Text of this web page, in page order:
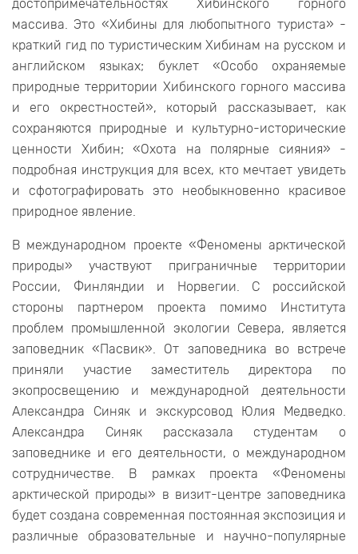
достопримечательностях Хибинского горного
массива. Это «Хибины для любопытного туриста» -
краткий гид по туристическим Хибинам на русском и
английском языках; буклет «Особо охраняемые
природные территории Хибинского горного массива
и его окрестностей», который рассказывает, как
сохраняются природные и культурно-исторические
ценности Хибин; «Охота на полярные сияния» -
подробная инструкция для всех, кто мечтает увидеть
и сфотографировать это необыкновенно красивое
природное явление.
В международном проекте «Феномены арктической
природы» участвуют приграничные территории
России, Финляндии и Норвегии. С российской
стороны партнером проекта помимо Института
проблем промышленной экологии Севера, является
заповедник «Пасвик». От заповедника во встрече
приняли участие заместитель директора по
экопросвещению и международной деятельности
Александра Синяк и экскурсовод Юлия Медведко.
Александра Синяк рассказала студентам о
заповеднике и его деятельности, о международном
сотрудничестве. В рамках проекта «Феномены
арктической природы» в визит-центре заповедника
будет создана современная постоянная экспозиция и
различные образовательные и научно-популярные